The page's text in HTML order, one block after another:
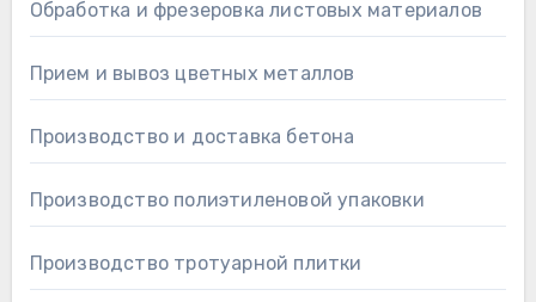
Обработка и фрезеровка листовых материалов
Прием и вывоз цветных металлов
Производство и доставка бетона
Производство полиэтиленовой упаковки
Производство тротуарной плитки